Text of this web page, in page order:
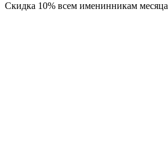
Скидка 10% всем именинникам месяца